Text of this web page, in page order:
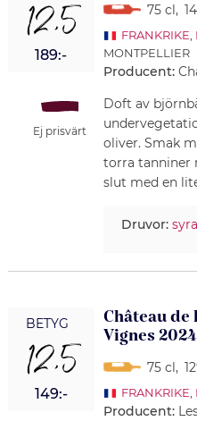
12,5
189:-
Ej prisvärt
75 cl ,
FRANKRIKE,
MONTPELLIER
Producent:
Doft av
oliver. Smak
torra tanniner
slut med en
Druvor:
BETYG
12,5
149:-
Château
Vignes 2024
75 cl ,
FRANKRIKE,
Producent: